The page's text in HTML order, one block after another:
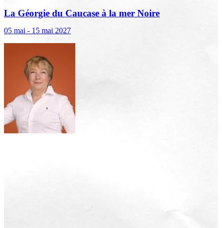
La Géorgie du Caucase à la mer Noire
05 mai - 15 mai 2027